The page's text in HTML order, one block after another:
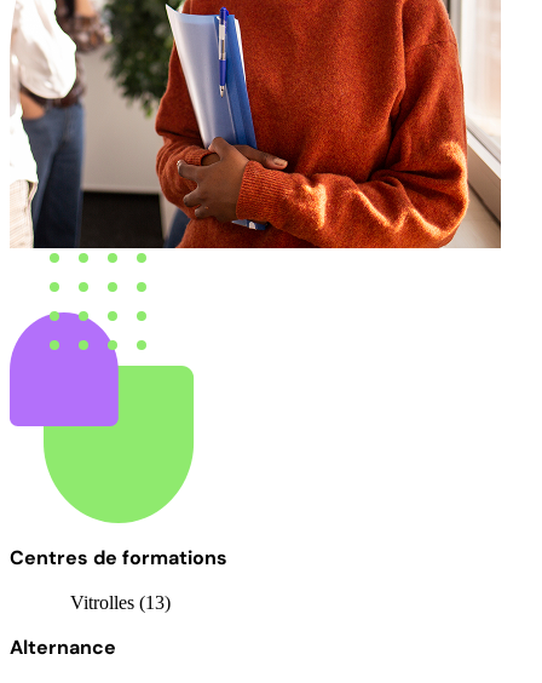
Centres de formations
Vitrolles (13)
Alternance